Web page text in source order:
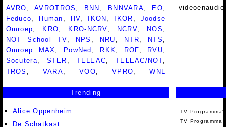
AVRO ,AVROTROS , BNN , BNNVARA, EO,
Feduco, Human , HV, IKON , IKOR , Joodse
Omroep, KRO, KRO-NCRV, NCRV, NOS ,
NOT School TV, NPS , NRU , NTR, NTS ,
Omroep MAX, PowNed , RKK, ROF, RVU,
Socutera, STER ,TELEAC, TELEAC/NOT,
TROS , VARA,VOO,VPRO,WNL
Trending
Alice Oppenheim
De Schatkast
TV
TV Programma